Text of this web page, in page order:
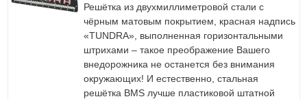
Решётка из двухмиллиметровой стали с
чёрным матовым покрытием, красная надпись
«TUNDRA», выполненная горизонтальными
штрихами – такое преображение Вашего
внедорожника не останется без внимания
окружающих! И естественно, стальная
решётка BMS лучше пластиковой штатной